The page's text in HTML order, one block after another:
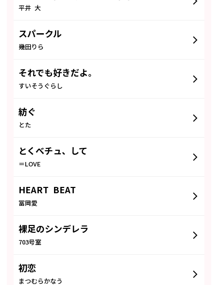
平井 大
スパークル
幾田りら
それでも好きだよ。
すいそうぐらし
紡ぐ
とた
とくべチュ、して
＝LOVE
HEART BEAT
冨岡愛
裸足のシンデレラ
703号室
初恋
まつむらかなう